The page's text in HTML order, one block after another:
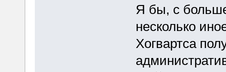
Я бы, с
несколько
Хогвартса